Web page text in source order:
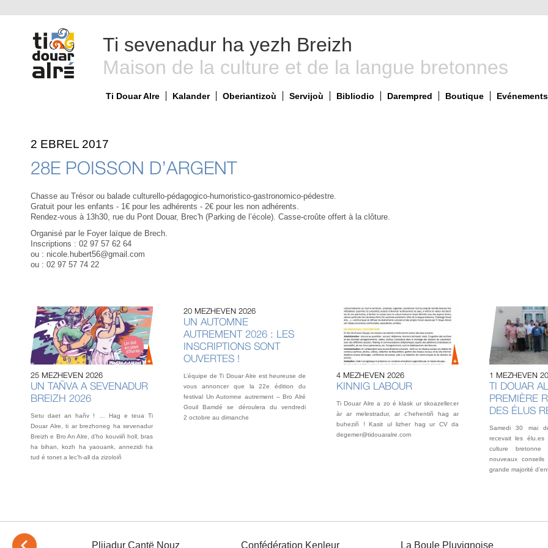
Ti sevenadur ha yezh Breizh
Maison de la culture et de la langue bretonnes
Ti Douar Alre Kalander Oberiantizoù Servijoù Bibliodio Darempred Boutique
2 EBREL 2017
28E POISSON D’ARGENT
Chasse au Trésor ou balade culturello-pédagogico-humoristico-gastronomico-pédestre.
Gratuit pour les enfants - 1€ pour les adhérents - 2€ pour les non adhérents.
Rendez-vous à 13h30, rue du Pont Douar, Brec'h (Parking de l’école). Casse-croûte offert à la clôture.
Organisé par le Foyer laïque de Brech.
Inscriptions : 02 97 57 62 64
ou : nicole.hubert56@gmail.com
ou : 02 97 57 74 22
25 MEZHEVEN 2026
UN TAÑVA A SEVENADUR
BREIZH 2026
Setu daet an hañv ! … Hag e teua Ti
Douar Alre, ti ar brezhoneg ha sevenadur
Breizh e Bro An Alre, d’ho kouviiñ holl, bras
ha bihan, kozh ha yaouank, annezidi ha
tud é tonet a lec’h-all da zizoloiñ
20 MEZHEVEN 2026
UN AUTOMNE
AUTREMENT 2026 : LES
INSCRIPTIONS SONT
OUVERTES !
L’équipe de Ti Douar Alre est heureuse de
vous annoncer que la 22e édition du
festival Un Automne autrement – Bro Alré
Gouil Bamdé se déroulera du vendredi
2 octobre au dimanche
4 MEZHEVEN 2026
KINNIG LABOUR
Ti Douar Alre a zo é klask ur skoazeller.er
àr ar melestradur, ar c'hehentiñ hag ar
buheziñ ! Kasit ul lizher hag ur CV da
degemer@tidouaralre.com
1 MEZHEVEN
TI DOUAR
PREMIÈRE
DES ÉLUS
Samedi 30 mai
recevait les élu.es
culture
nouveaux
grande majorité
Plijadur Cantë Nouz Confédération Kenleur La Boule Pluvignoise